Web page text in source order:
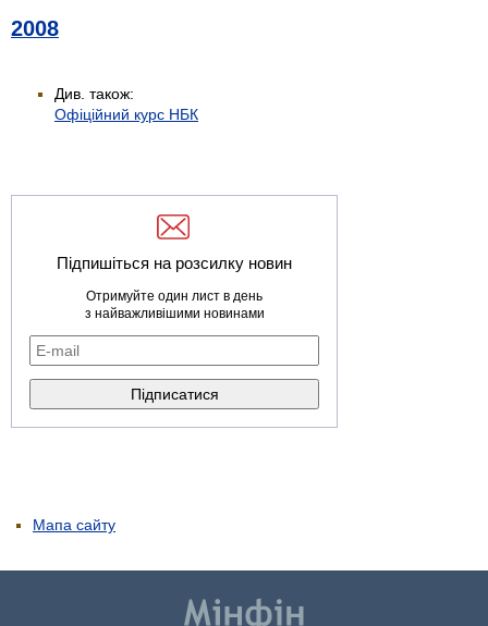
2008
Див. також:
Офіційний курс НБК
Підпишіться на розсилку новин
Отримуйте один лист в день
з найважливішими новинами
Мапа сайту